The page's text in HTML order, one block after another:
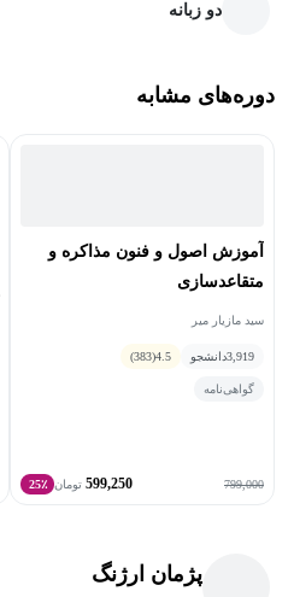
دو زبانه
دوره‌های مشابه
آموزش اصول و فنون مذاکره و
متقاعدسازی
سید مازیار میر
3,919دانشجو 4.5
(383)
گواهی‌نامه
799,000
599,250 تومان 25٪
پژمان ارژنگ